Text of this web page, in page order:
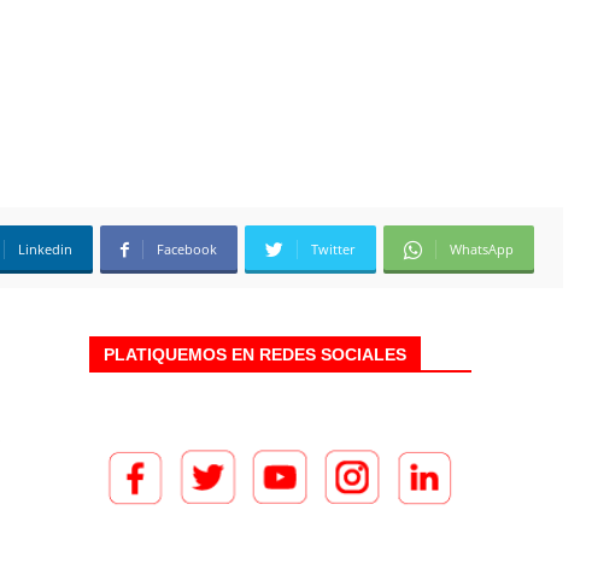
Linkedin Facebook Twitter WhatsApp
PLATIQUEMOS EN REDES SOCIALES